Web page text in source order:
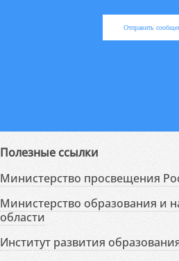
Отправить
Полезные ссылки
Министерство просвещения
Министерство образования и
области
Институт развития